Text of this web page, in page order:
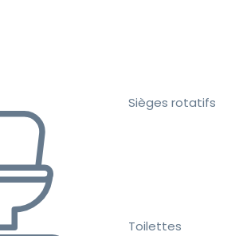
Sièges rotatifs
Toilettes